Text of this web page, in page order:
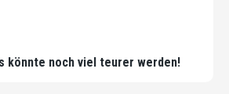
könnte noch viel teurer werden!